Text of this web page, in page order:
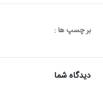
بر چسپ ها :
دیدگاه شما